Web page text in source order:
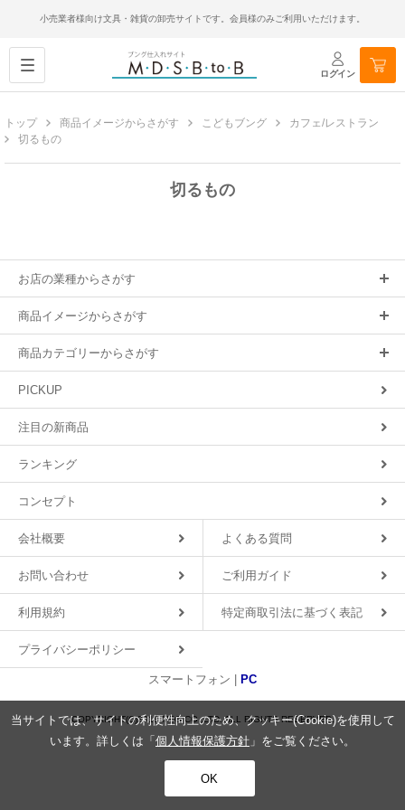
小売業者様向け文具・雑貨の卸売サイトです。会員様のみご利用いただけます。
ログイン
トップ 商品イメージからさがす こどもブング
カフェ/レストラン
切るもの
切るもの
お店の業種からさがす
商品イメージからさがす
商品カテゴリーからさがす
PICKUP
注目の新商品
ランキング
コンセプト
会社概要 よくある質問
お問い合わせ ご利用ガイド
利用規約 特定商取引法に基づく表記
プライバシーポリシー
スマートフォン | PC
COPYRIGHT(C)2018 MDS CO.,LTD. ALL RIGHTS RESERVED.
当サイトでは、サイトの利便性向上のため、クッキー(Cookie)を使用して
います。詳しくは「 個人情報保護方針 」をご覧ください。
OK